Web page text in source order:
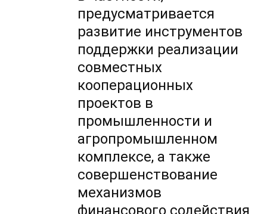
предусматривается
развитие инструментов
поддержки реализации
совместных
кооперационных
проектов в
промышленности и
агропромышленном
комплексе, а также
совершенствование
механизмов